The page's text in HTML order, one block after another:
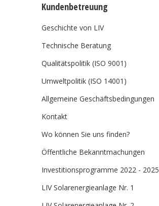
Kundenbetreuung
Geschichte von LIV
Technische Beratung
Qualitätspolitik (ISO 9001)
Umweltpolitik (ISO 14001)
Allgemeine Geschäftsbedingungen
Kontakt
Wo können Sie uns finden?
Öffentliche Bekanntmachungen
Investitionsprogramme 2022 - 2025
LIV Solarenergieanlage Nr. 1